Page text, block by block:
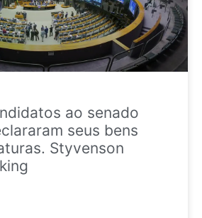
ao senado
seus bens
Styvenson